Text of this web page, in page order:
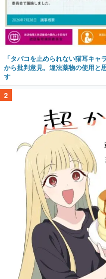
「タバコを止められない猫耳キ
から批判意見。違法薬物の使用と
す
2